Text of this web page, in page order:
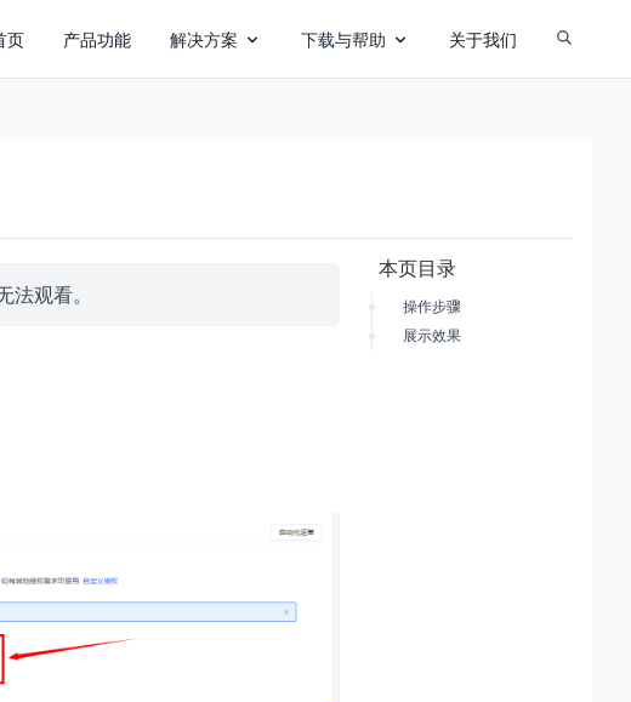
页 产品功能 解决方案 下载与帮助 关于我们
观看。
本页目录
操作步骤
展示效果